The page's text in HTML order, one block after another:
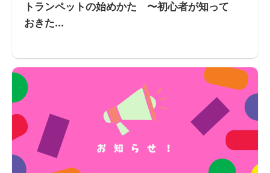
トランペットの始めかた 〜初心者が知って
おきた...